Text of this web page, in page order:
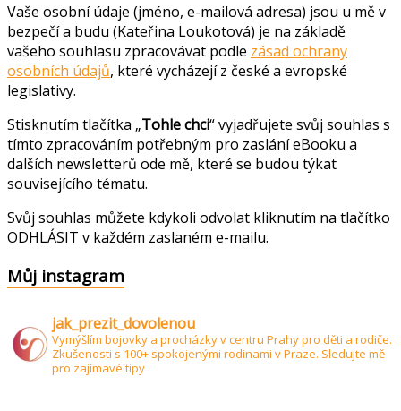
Vaše osobní údaje (jméno, e-mailová adresa) jsou u mě v
bezpečí a budu (Kateřina Loukotová) je na základě
vašeho souhlasu zpracovávat podle zásad ochrany
osobních údajů, které vycházejí z české a evropské
legislativy.
Stisknutím tlačítka „Tohle chci“ vyjadřujete svůj souhlas s
tímto zpracováním potřebným pro zaslání eBooku a
dalších newsletterů ode mě, které se budou týkat
souvisejícího tématu.
Svůj souhlas můžete kdykoli odvolat kliknutím na tlačítko
ODHLÁSIT v každém zaslaném e-mailu.
Můj instagram
jak_prezit_dovolenou
Vymýšlím bojovky a procházky v centru Prahy pro děti a rodiče.
Zkušenosti s 100+ spokojenými rodinami v Praze. Sledujte mě
pro zajímavé tipy